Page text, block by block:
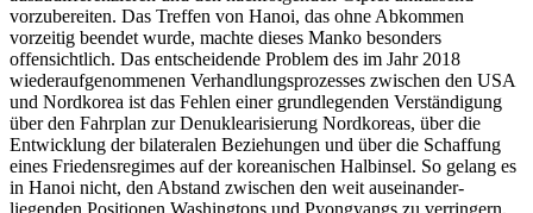
vorzubereiten. Das Treffen von Hanoi, das ohne Abkommen
vorzeitig be­endet wurde, machte dieses Manko beson­ders
offensichtlich. Das entscheidende Pro­blem des im Jahr 2018
wiederaufgenommenen Verhandlungs­prozesses zwischen den USA
und Nordkorea ist das Fehlen einer grundlegenden Verständigung
über den Fahrplan zur Denuklearisierung Nord­koreas, über die
Entwicklung der bilateralen Beziehungen und über die Schaffung
eines Friedens­regimes auf der koreanischen Halbinsel. So gelang es
in Hanoi nicht, den Abstand zwischen den weit auseinander­
liegenden Positionen Washingtons und Pyongyangs zu verringern.